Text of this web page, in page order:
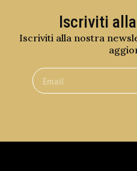
Iscriviti
Iscriviti alla nostra